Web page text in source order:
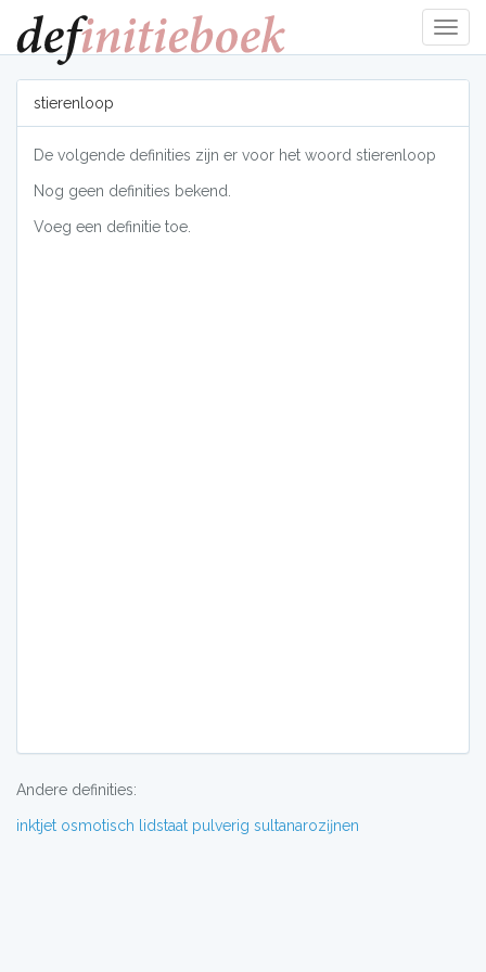
tonen
stierenloop
De volgende definities zijn er voor het woord stierenloop
Nog geen definities bekend.
Voeg een definitie toe.
Andere definities:
inktjet osmotisch lidstaat pulverig sultanarozĳnen